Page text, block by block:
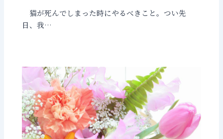
猫が死んでしまった時にやるべきこと。つい先
日、我…